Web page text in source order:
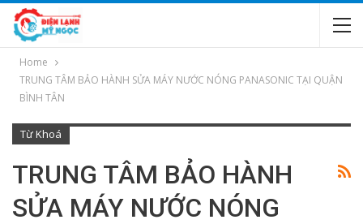
Home
TRUNG TÂM BẢO HÀNH SỬA MÁY NƯỚC NÓNG PANASONIC TẠI QUẬN
BÌNH TÂN
Từ Khoá
TRUNG TÂM BẢO HÀNH
SỬA MÁY NƯỚC NÓNG